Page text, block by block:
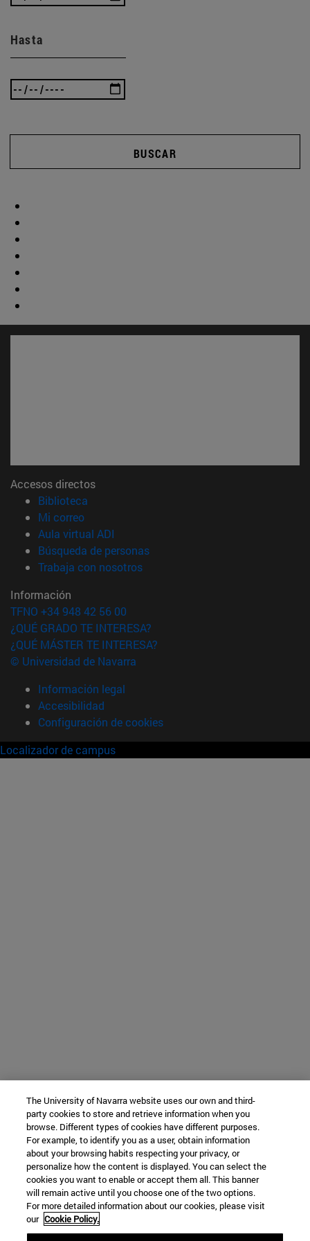
Hasta
BUSCAR
Accesos directos
Biblioteca
Mi correo(abre en nueva ventana)
Aula virtual ADI
Búsqueda de personas(abre en nueva ventana)
Trabaja con nosotros(abre en nueva ventana)
Información
TFNO +34 948 42 56 00
¿QUÉ GRADO TE INTERESA?
¿QUÉ MÁSTER TE INTERESA?
© Universidad de Navarra
Información legal
Accesibilidad
Configuración de cookies
Localizador de campus
The University of Navarra website uses our own and third-
party cookies to store and retrieve information when you
browse. Different types of cookies have different purposes.
For example, to identify you as a user, obtain information
about your browsing habits respecting your privacy, or
personalize how the content is displayed. You can select the
cookies you want to enable or accept them all. This banner
will remain active until you choose one of the two options.
For more detailed information about our cookies, please visit
our Cookie Policy.